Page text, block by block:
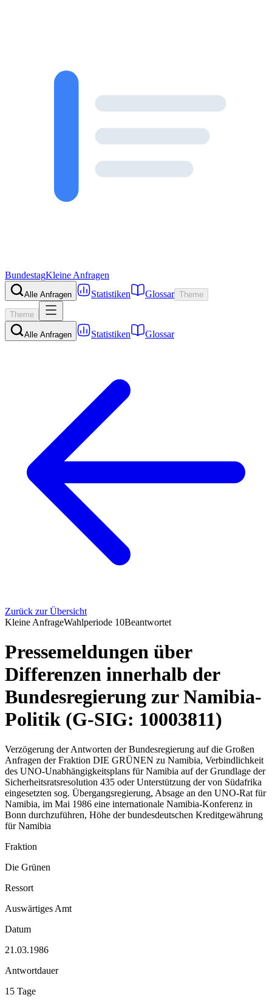
BundestagKleine Anfragen
Alle Anfragen Statistiken Glossar Theme
Theme
Alle Anfragen Statistiken Glossar
Zurück zur Übersicht
Kleine AnfrageWahlperiode 10Beantwortet
Pressemeldungen über
Differenzen innerhalb der
Bundesregierung zur Namibia-
Politik (G-SIG: 10003811)
Verzögerung der Antworten der Bundesregierung auf die Großen
Anfragen der Fraktion DIE GRÜNEN zu Namibia, Verbindlichkeit
des UNO-Unabhängigkeitsplans für Namibia auf der Grundlage der
Sicherheitsratsresolution 435 oder Unterstützung der von Südafrika
eingesetzten sog. Übergangsregierung, Absage an den UNO-Rat für
Namibia, im Mai 1986 eine internationale Namibia-Konferenz in
Bonn durchzuführen, Höhe der bundesdeutschen Kreditgewährung
für Namibia
Fraktion
Die Grünen
Ressort
Auswärtiges Amt
Datum
21.03.1986
Antwortdauer
15 Tage